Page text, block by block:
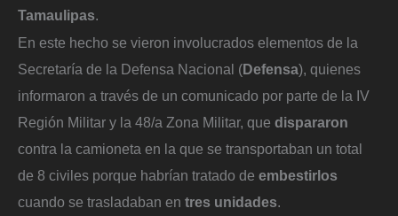
Tamaulipas.
En este hecho se vieron involucrados elementos de la
Secretaría de la Defensa Nacional (Defensa), quienes
informaron a través de un comunicado por parte de la IV
Región Militar y la 48/a Zona Militar, que dispararon
contra la camioneta en la que se transportaban un total
de 8 civiles porque habrían tratado de embestirlos
cuando se trasladaban en tres unidades.